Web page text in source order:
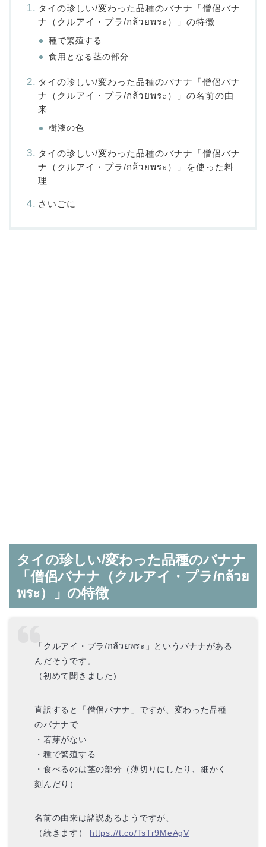
タイの珍しい/変わった品種のバナナ「僧侶バナ
ナ（クルアイ・プラ/กล้วยพระ）」の特徴
種で繁殖する
食用となる茎の部分
タイの珍しい/変わった品種のバナナ「僧侶バナ
ナ（クルアイ・プラ/กล้วยพระ）」の名前の由
来
樹液の色
タイの珍しい/変わった品種のバナナ「僧侶バナ
ナ（クルアイ・プラ/กล้วยพระ）」を使った料
理
さいごに
タイの珍しい/変わった品種のバナナ
「僧侶バナナ（クルアイ・プラ/กล้วย
พระ）」の特徴
「クルアイ・プラ/กล้วยพระ」というバナナがある
んだそうです。
（初めて聞きました)
直訳すると「僧侶バナナ」ですが、変わった品種
のバナナで
・若芽がない
・種で繁殖する
・食べるのは茎の部分（薄切りにしたり、細かく
刻んだり）
名前の由来は諸説あるようですが、
（続きます） https://t.co/TsTr9MeAgV